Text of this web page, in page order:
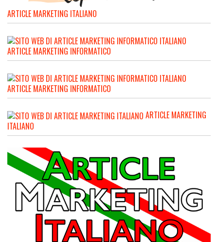
ARTICLE MARKETING ITALIANO
ARTICLE MARKETING INFORMATICO
ARTICLE MARKETING INFORMATICO
ARTICLE MARKETING
ITALIANO